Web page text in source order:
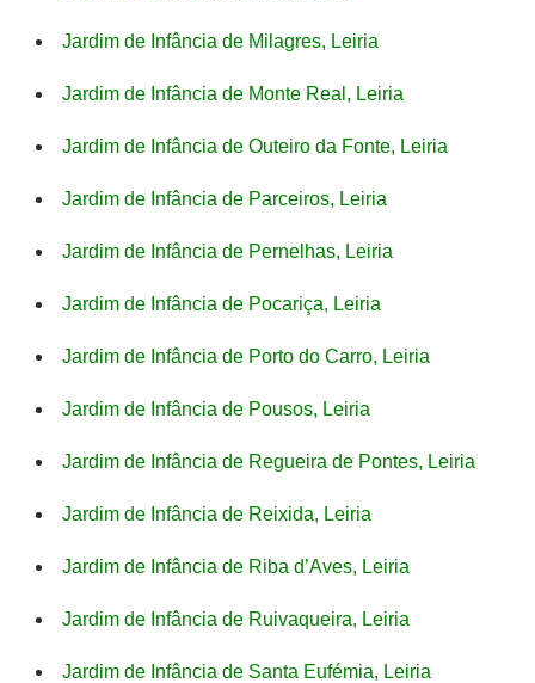
Jardim de Infância de Milagres, Leiria
Jardim de Infância de Monte Real, Leiria
Jardim de Infância de Outeiro da Fonte, Leiria
Jardim de Infância de Parceiros, Leiria
Jardim de Infância de Pernelhas, Leiria
Jardim de Infância de Pocariça, Leiria
Jardim de Infância de Porto do Carro, Leiria
Jardim de Infância de Pousos, Leiria
Jardim de Infância de Regueira de Pontes, Leiria
Jardim de Infância de Reixida, Leiria
Jardim de Infância de Riba d’Aves, Leiria
Jardim de Infância de Ruivaqueira, Leiria
Jardim de Infância de Santa Eufémia, Leiria